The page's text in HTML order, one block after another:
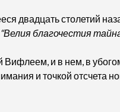
двадцать столетий
“Велия благочестия
и в нем, в
и точкой отсчета